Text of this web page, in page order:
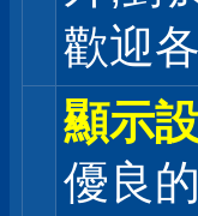
歡迎
顯示
優良